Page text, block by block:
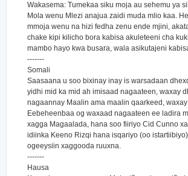
Wakasema: Tumekaa siku moja au sehemu ya
Mola wenu Mlezi anajua zaidi muda mlio kaa.
mmoja wenu na hizi fedha zenu ende mjini,
chake kipi kilicho bora kabisa akuleteeni cha
mambo hayo kwa busara, wala asikutajeni
-------
Somali
Saasaana u soo bixinay inay is warsadaan
yidhi mid ka mid ah imisaad nagaateen, waxay
nagaannay Maalin ama maalin qaarkeed,
Eebeheenbaa og waxaad nagaateen ee ladira
xagga Magaalada, hana soo fiiriyo Cid Cunno
idiinka Keeno Rizqi hana isqariyo (oo
ogeeysiin xaggooda ruuxna.
-------
Hausa